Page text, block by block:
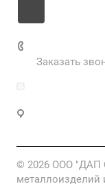
Заказать
© 2026 ООО "ДАП
металлоизделий